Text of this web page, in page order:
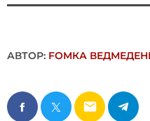
АВТОР: FОMКА
email